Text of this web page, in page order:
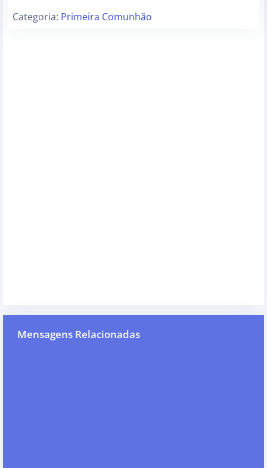
Categoria: Primeira Comunhão
Mensagens Relacionadas